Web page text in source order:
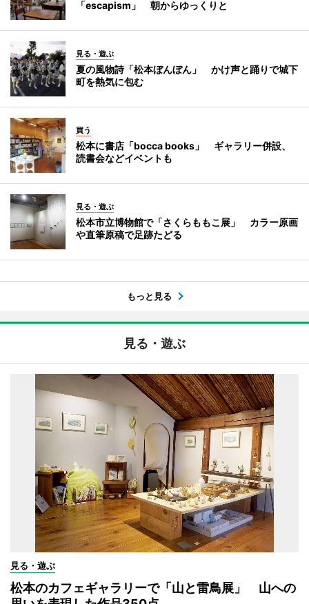
「escapism」 朝からゆっくりと
見る・遊ぶ
夏の風物詩「松本ぼんぼん」 かけ声と踊りで城下
町を熱気に包む
買う
松本に書店「bocca books」 ギャラリー併設、
読書会などイベントも
見る・遊ぶ
松本市立博物館で「さくらももこ展」 カラー原画
や直筆原稿で足跡たどる
もっと見る
見る・遊ぶ
見る・遊ぶ
松本のカフェギャラリーで「山と雷鳥展」 山への